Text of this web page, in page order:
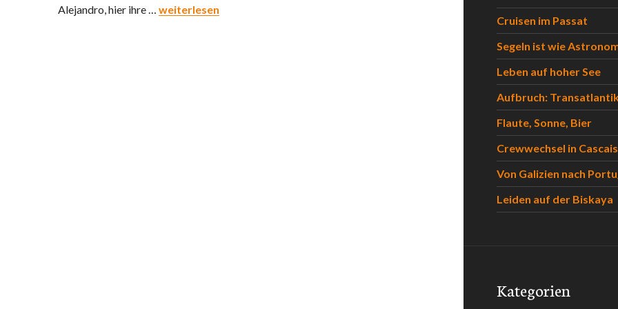
Alejandro, hier ihre … weiterlesen
Cruisen im Passat
Segeln ist wie
Leben auf hoher See
Aufbruch:
Flaute, Sonne, Bier
Crewwechsel in Cascais
Von Galizien nach
Leiden auf der Biskaya
Kategorien